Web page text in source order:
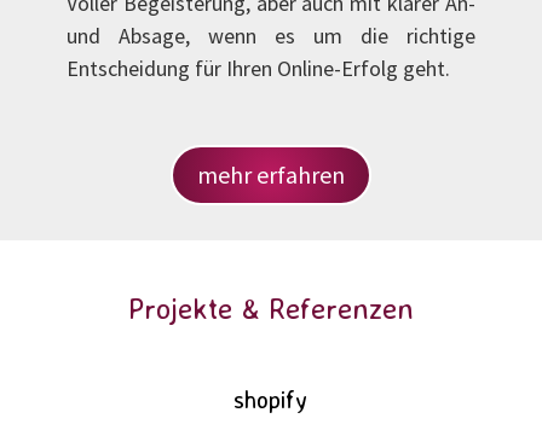
und Absage, wenn es um die richtige
Entscheidung für Ihren Online-Erfolg geht.
mehr erfahren
Projekte & Referenzen
shopify